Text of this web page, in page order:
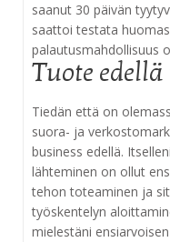
saanut 30 päivän
saattoi testata
palautusmahdollisuus
Tuote
Tiedän että on
suora- ja
business edellä.
lähteminen on ollut
tehon toteaminen ja
työskentelyn
mielestäni